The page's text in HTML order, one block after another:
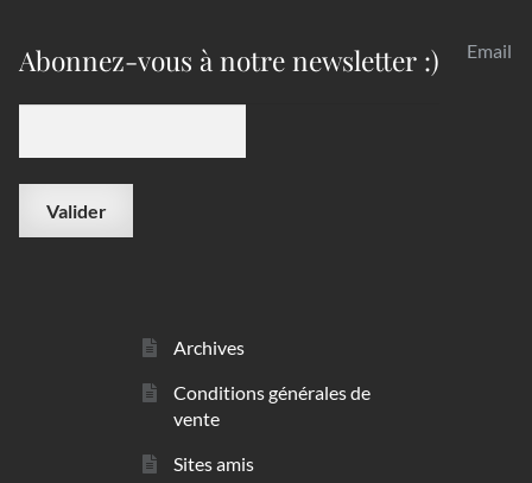
Abonnez-vous à notre newsletter :) Email
Archives
Conditions générales de
vente
Sites amis